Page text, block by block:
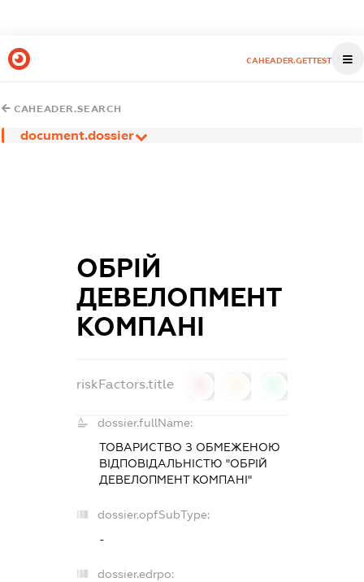
CAHEADER.GETTEST
CAHEADER.SEARCH
document.dossier
ОБРІЙ
ДЕВЕЛОПМЕНТ
КОМПАНІ
riskFactors.title
dossier.fullName:
ТОВАРИСТВО З ОБМЕЖЕНОЮ
ВІДПОВІДАЛЬНІСТЮ "ОБРІЙ
ДЕВЕЛОПМЕНТ КОМПАНІ"
dossier.opfSubType:
-
dossier.edrpo: